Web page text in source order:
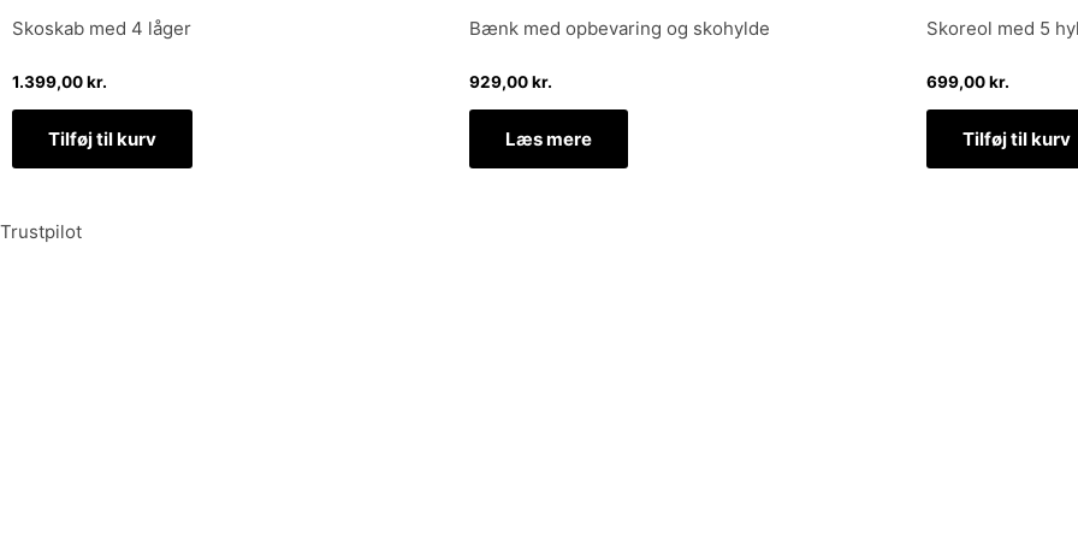
Skoskab med 4 låger
1.399,00kr.
Tilføj til kurv
Bænk med opbevaring og skohylde
929,00kr.
Læs mere
Skoreol med 5
699,00kr.
Tilføj til kurv
Trustpilot